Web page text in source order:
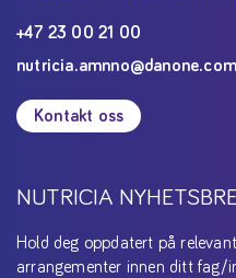
+47 23 00 21 00
nutricia.amnno@danone.com
Kontakt oss
NUTRICIA
Hold deg oppdatert på
arrangementer innen ditt fag/